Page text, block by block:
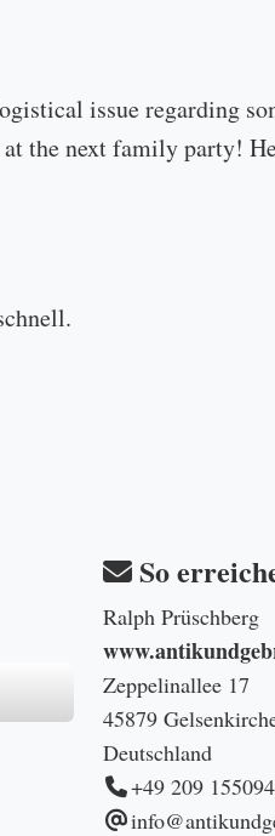
issue regarding
the next family party!
So
Ralph Prüschberg
Zeppelinallee 17
45879
Deutschland
+49 209